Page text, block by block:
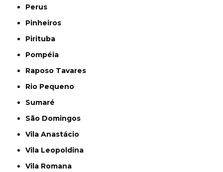
Perus
Pinheiros
Pirituba
Pompéia
Raposo Tavares
Rio Pequeno
Sumaré
São Domingos
Vila Anastácio
Vila Leopoldina
Vila Romana